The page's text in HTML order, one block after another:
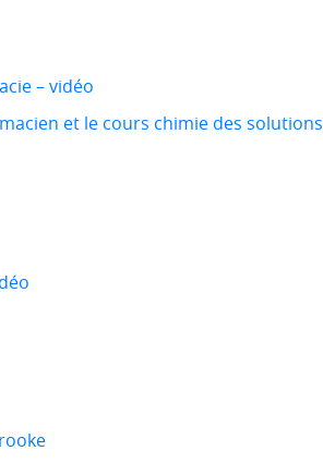
– vidéo
et le cours chimie des solutions